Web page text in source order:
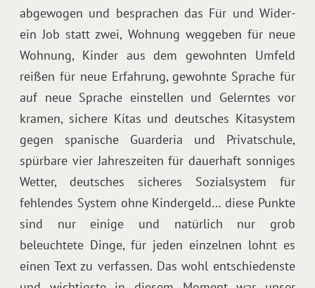
abgewogen und besprachen das Für und Wider-
ein Job statt zwei, Wohnung weggeben für neue
Wohnung, Kinder aus dem gewohnten Umfeld
reißen für neue Erfahrung, gewohnte Sprache für
auf neue Sprache einstellen und Gelerntes vor
kramen, sichere Kitas und deutsches Kitasystem
gegen spanische Guarderia und Privatschule,
spürbare vier Jahreszeiten für dauerhaft sonniges
Wetter, deutsches sicheres Sozialsystem für
fehlendes System ohne Kindergeld… diese Punkte
sind nur einige und natürlich nur grob
beleuchtete Dinge, für jeden einzelnen lohnt es
einen Text zu verfassen. Das wohl entschiedenste